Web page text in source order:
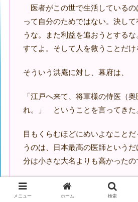
医者がこの世で生活しているの
って自分のためではない。決し
うな。また利益を追おうとする
すてよ。そして人を救うことだけ
そういう洪庵に対し、幕府は、
「江戸へ来て、将軍様の侍医（
れ。」 ということを言ってきた
目もくらむほどにめいよなこと
うのは、日本最高の医師という
分は小さな大名よりも高かったの
つまり、洪庵の自分へのいましめ
た。 洪庵は断り続けた。
メニュー ホーム 検索